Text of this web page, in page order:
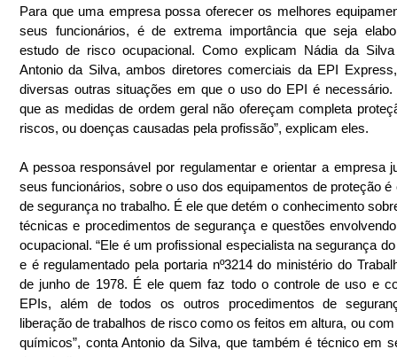
Para que uma empresa possa oferecer os melhores
seus funcionários, é de extrema importância que seja
estudo de risco ocupacional. Como explicam Nádia da
Antonio da Silva, ambos diretores comerciais da EPI
diversas outras situações em que o uso do EPI é necessário.
que as medidas de ordem geral não ofereçam completa
riscos, ou doenças causadas pela profissão”, explicam eles.
A pessoa responsável por regulamentar e orientar a empresa
seus funcionários, sobre o uso dos equipamentos de proteção é
de segurança no trabalho. É ele que detém o conhecimento
técnicas e procedimentos de segurança e questões
ocupacional. “Ele é um profissional especialista na segurança
e é regulamentado pela portaria nº3214 do ministério do
de junho de 1978. É ele quem faz todo o controle de uso e
EPIs, além de todos os outros procedimentos de
liberação de trabalhos de risco como os feitos em altura, ou
químicos”, conta Antonio da Silva, que também é técnico em